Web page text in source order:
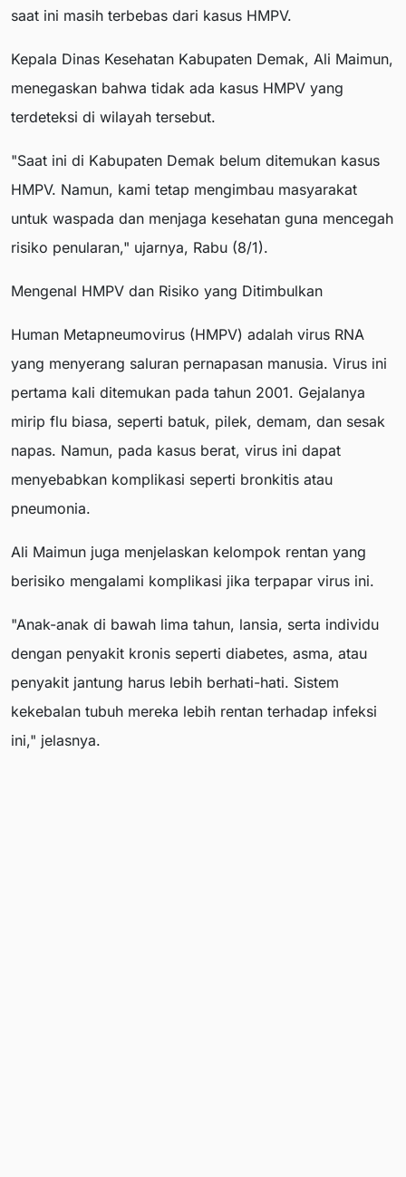
saat ini masih terbebas dari kasus HMPV.
Kepala Dinas Kesehatan Kabupaten Demak, Ali Maimun,
menegaskan bahwa tidak ada kasus HMPV yang
terdeteksi di wilayah tersebut.
"Saat ini di Kabupaten Demak belum ditemukan kasus
HMPV. Namun, kami tetap mengimbau masyarakat
untuk waspada dan menjaga kesehatan guna mencegah
risiko penularan," ujarnya, Rabu (8/1).
Mengenal HMPV dan Risiko yang Ditimbulkan
Human Metapneumovirus (HMPV) adalah virus RNA
yang menyerang saluran pernapasan manusia. Virus ini
pertama kali ditemukan pada tahun 2001. Gejalanya
mirip flu biasa, seperti batuk, pilek, demam, dan sesak
napas. Namun, pada kasus berat, virus ini dapat
menyebabkan komplikasi seperti bronkitis atau
pneumonia.
Ali Maimun juga menjelaskan kelompok rentan yang
berisiko mengalami komplikasi jika terpapar virus ini.
"Anak-anak di bawah lima tahun, lansia, serta individu
dengan penyakit kronis seperti diabetes, asma, atau
penyakit jantung harus lebih berhati-hati. Sistem
kekebalan tubuh mereka lebih rentan terhadap infeksi
ini," jelasnya.